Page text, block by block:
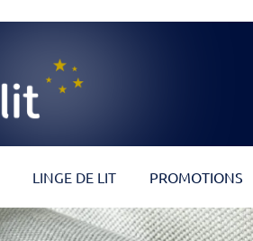
LINGE DE LIT PROMOTIONS